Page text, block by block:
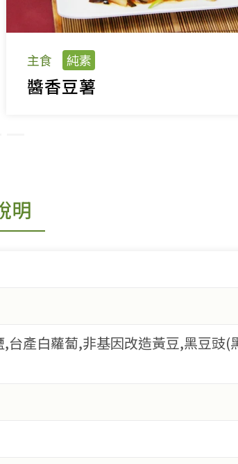
主食 純素
醬香豆薯
明
產白蘿蔔,非基因改造黃豆,黑豆豉(